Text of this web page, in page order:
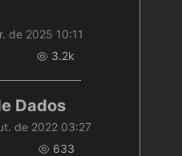
de 2025 10:11
3.2k
Dados
de 2022 03:27
633